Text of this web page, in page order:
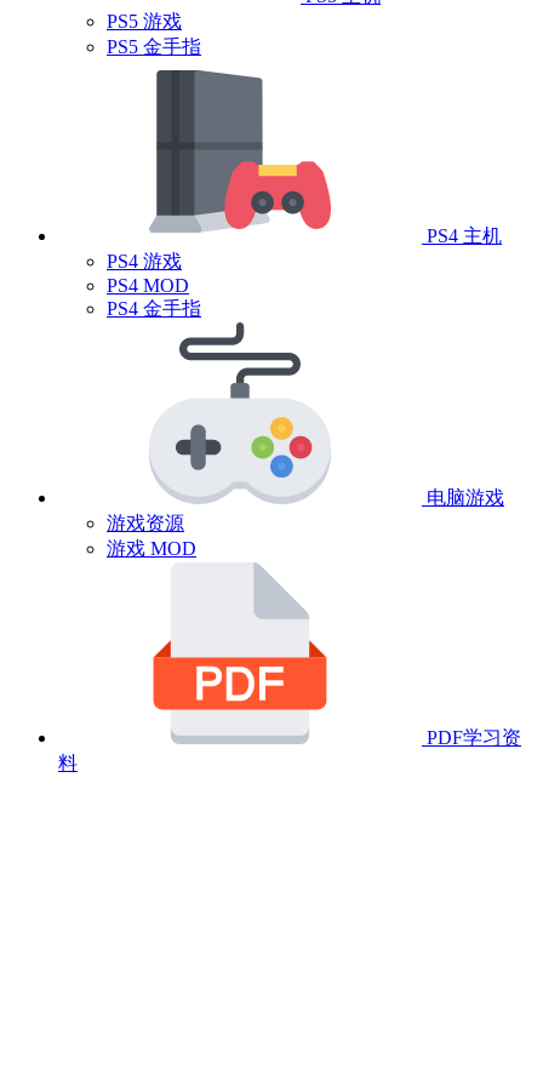
PS5 游戏
PS5 金手指
PS4 主机
PS4 游戏
PS4 MOD
PS4 金手指
电脑游戏
游戏资源
游戏 MOD
PDF学习资
料